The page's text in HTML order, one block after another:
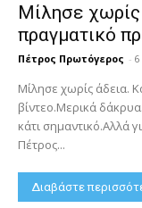
Μίλησε χωρίς
πραγματικό
Πέτρος Πρωτόγερος -
Μίλησε χωρίς άδεια.
βίντεο.Μερικά
κάτι σημαντικό.Αλλά
Πέτρος...
Διαβάστε